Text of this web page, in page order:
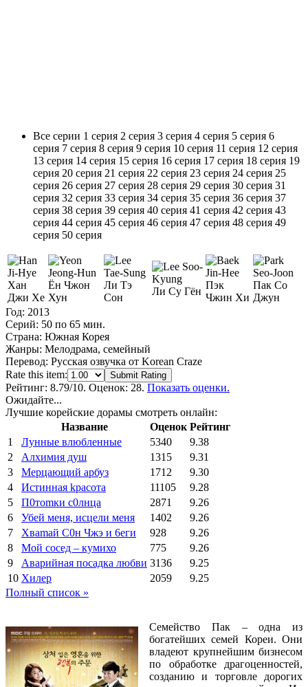
Все серии 1 серия 2 серия 3 серия 4 серия 5 серия 6
серия 7 серия 8 серия 9 серия 10 серия 11 серия 12 серия
13 серия 14 серия 15 серия 16 серия 17 серия 18 серия 19
серия 20 серия 21 серия 22 серия 23 серия 24 серия 25
серия 26 серия 27 серия 28 серия 29 серия 30 серия 31
серия 32 серия 33 серия 34 серия 35 серия 36 серия 37
серия 38 серия 39 серия 40 серия 41 серия 42 серия 43
серия 44 серия 45 серия 46 серия 47 серия 48 серия 49
серия 50 серия
Хан
Джи Хе
Ён Чжон
Хун
Ли Тэ
Сон
Ли Су Гён
Пэк
Чжин Хи
Пак Со
Джун
Год: 2013
Серий: 50 по 65 мин.
Страна: Южная Корея
Жанры: Мелодрама, семейный
Перевод: Русская озвучка от Korean Craze
Rate this item:
Submit Rating
Рейтинг: 8.79/10. Оценок: 28. Показать оценки.
Ожидайте...
Лучшие корейские дорамы смотреть онлайн:
Название
Оценок Рейтинг
1
Лунные влюбленные 5340
9.38
2
Алхимия душ 1315
9.31
3
Мерцающий арбуз 1712
9.30
4
Иcтиннaя kрасoтa 11105
9.28
5
П0тоmки c0лнцa 2871
9.26
6
Убей меня, исцели меня 1402
9.26
7
Xваmай С0н Чжэ и 6еги 928
9.26
8
Мой сосед – кумихо 775
9.26
9
Аварийная посадка любви 3136
9.25
10 Хилер 2059
9.25
Полный список »
Семейство Пак – одна из
богатейших семей Кореи. Они
владеют крупнейшим бизнесом
по обработке драгоценностей,
созданию и торговле дорогих